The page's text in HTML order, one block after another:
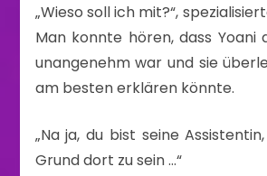
„Wieso soll ich mit?“,
Man konnte hören, dass Yoani
unangenehm war und sie
am besten erklären könnte.
„Na ja, du bist seine
Grund dort zu sein …“